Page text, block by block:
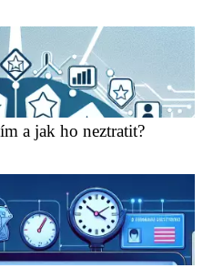
a jak ho neztratit?